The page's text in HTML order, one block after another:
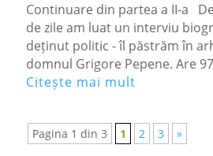
Continuare din partea a II-a
de zile am luat un interviu
deținut politic - îl păstrăm în
domnul Grigore Pepene. Are
Citește mai mult
Pagina 1 din 3 1 2 3 »